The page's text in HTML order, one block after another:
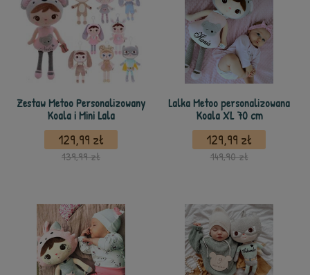
Zestaw Metoo Personalizowany
Koala i Mini Lala
129,99 zł
139,99 zł
Lalka Metoo personalizowana
Koala XL 70 cm
129,99 zł
149,90 zł